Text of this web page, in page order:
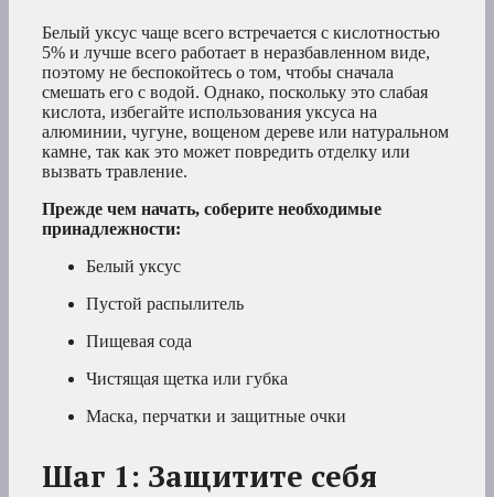
Белый уксус чаще всего встречается с кислотностью
5% и лучше всего работает в неразбавленном виде,
поэтому не беспокойтесь о том, чтобы сначала
смешать его с водой. Однако, поскольку это слабая
кислота, избегайте использования уксуса на
алюминии, чугуне, вощеном дереве или натуральном
камне, так как это может повредить отделку или
вызвать травление.
Прежде чем начать, соберите необходимые
принадлежности:
Белый уксус
Пустой распылитель
Пищевая сода
Чистящая щетка или губка
Маска, перчатки и защитные очки
Шаг 1: Защитите себя